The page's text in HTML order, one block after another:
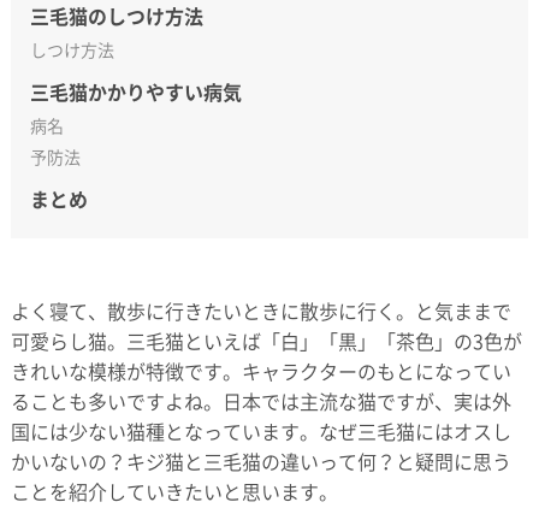
三毛猫のしつけ方法
しつけ方法
三毛猫かかりやすい病気
病名
予防法
まとめ
よく寝て、散歩に行きたいときに散歩に行く。と気ままで
可愛らし猫。三毛猫といえば「白」「黒」「茶色」の3色が
きれいな模様が特徴です。キャラクターのもとになってい
ることも多いですよね。日本では主流な猫ですが、実は外
国には少ない猫種となっています。なぜ三毛猫にはオスし
かいないの？キジ猫と三毛猫の違いって何？と疑問に思う
ことを紹介していきたいと思います。